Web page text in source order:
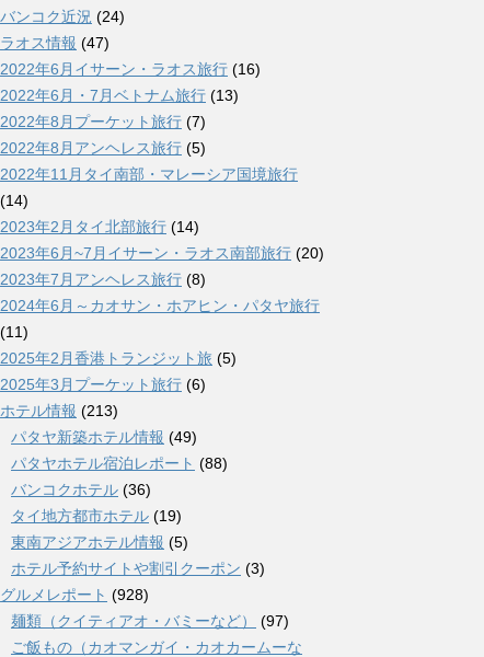
バンコク近況 (24)
ラオス情報 (47)
2022年6月イサーン・ラオス旅行 (16)
2022年6月・7月ベトナム旅行 (13)
2022年8月プーケット旅行 (7)
2022年8月アンヘレス旅行 (5)
2022年11月タイ南部・マレーシア国境旅行
(14)
2023年2月タイ北部旅行 (14)
2023年6月~7月イサーン・ラオス南部旅行 (20)
2023年7月アンヘレス旅行 (8)
2024年6月～カオサン・ホアヒン・パタヤ旅行
(11)
2025年2月香港トランジット旅 (5)
2025年3月プーケット旅行 (6)
ホテル情報 (213)
パタヤ新築ホテル情報 (49)
パタヤホテル宿泊レポート (88)
バンコクホテル (36)
タイ地方都市ホテル (19)
東南アジアホテル情報 (5)
ホテル予約サイトや割引クーポン (3)
グルメレポート (928)
麺類（クイティアオ・バミーなど）
(97)
ご飯もの（カオマンガイ・カオカームーな